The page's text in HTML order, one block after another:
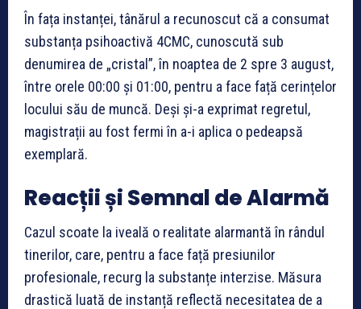
În fața instanței, tânărul a recunoscut că a consumat
substanța psihoactivă 4CMC, cunoscută sub
denumirea de „cristal”, în noaptea de 2 spre 3 august,
între orele 00:00 și 01:00, pentru a face față cerințelor
locului său de muncă. Deși și-a exprimat regretul,
magistrații au fost fermi în a-i aplica o pedeapsă
exemplară.
Reacții și Semnal de Alarmă
Cazul scoate la iveală o realitate alarmantă în rândul
tinerilor, care, pentru a face față presiunilor
profesionale, recurg la substanțe interzise. Măsura
drastică luată de instanță reflectă necesitatea de a